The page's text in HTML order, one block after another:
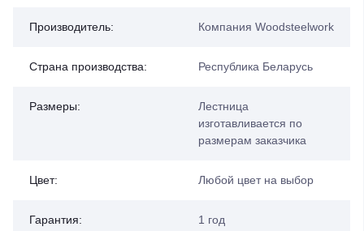
Производитель: Компания Woodsteelwork
Страна производства: Республика Беларусь
Размеры:
Лестница
изготавливается по
размерам заказчика
Цвет: Любой цвет на выбор
Гарантия: 1 год